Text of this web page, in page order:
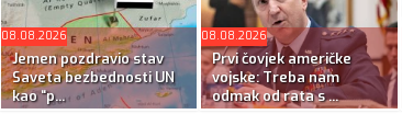
08.08.2026
Jemen pozdravio stav
Saveta bezbednosti UN
kao “p...
08.08.2026
Prvi čovjek američke
vojske: Treba nam
odmak od rata s ...